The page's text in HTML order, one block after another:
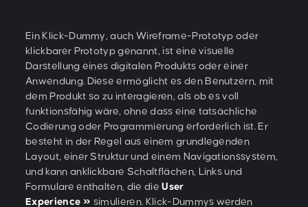
Ein Klick-Dummy, auch Wireframe-Prototyp oder
klickbarer Prototyp genannt, ist eine visuelle
Darstellung eines digitalen Produkts oder einer
Anwendung. Diese ermöglicht es den Benutzern, mit
dem Produkt so zu interagieren, als ob es voll
funktionsfähig wäre, ohne dass eine tatsächliche
Codierung oder Programmierung erforderlich ist. Er
besteht in der Regel aus einem grundlegenden
Layout, einer Struktur und einem Navigationssystem,
und kann anklickbare Schaltflächen, Links und
Formulare enthalten, die dieUser
Experience
simulieren. Klick-Dummys werden